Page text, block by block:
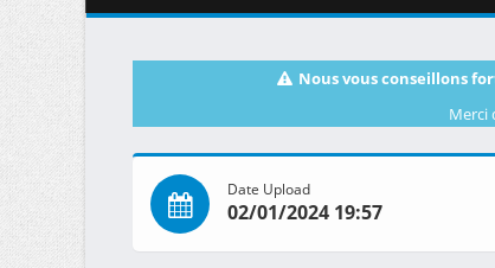
Nous vous conseillons
Merci
Date Upload
02/01/2024 19:57